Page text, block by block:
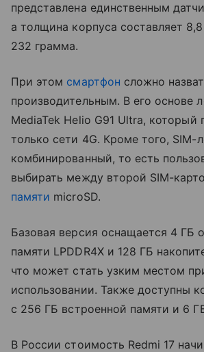
представлена единственным
а толщина корпуса составляет
232 грамма.
При этом смартфон сложно
производительным. В его основе
MediaTek Helio G91 Ultra, который
только сети 4G. Кроме того, SIM-
комбинированный, то есть
выбирать между второй SIM-
памяти microSD.
Базовая версия оснащается 4 ГБ
памяти LPDDR4X и 128 ГБ
что может стать узким местом
использовании. Также доступны
с 256 ГБ встроенной памяти и 6
В России стоимость Redmi 17